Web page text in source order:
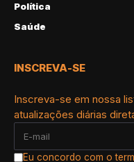
Política
Saúde
INSCREVA-SE
Inscreva-se em nossa
atualizações diárias
Eu concordo com o